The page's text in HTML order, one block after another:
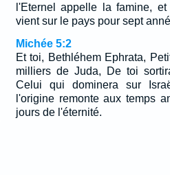
l'Eternel appelle la famine,
vient sur le pays pour sept
Michée 5:2
Et toi, Bethléhem Ephrata,
milliers de Juda, De toi
Celui qui dominera sur
l'origine remonte aux temps
jours de l'éternité.